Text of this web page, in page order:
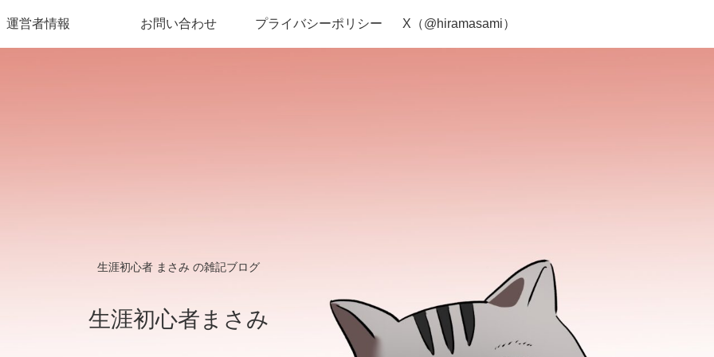
生涯初心者 まさみ の雑記ブログ
生涯初心者まさみ
運営者情報 お問い合わせ プライバシーポリシー X（@hiramasami）